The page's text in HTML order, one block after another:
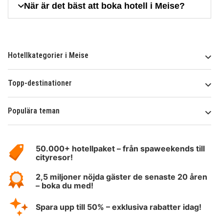
När är det bäst att boka hotell i Meise?
Hotellkategorier i Meise
Topp-destinationer
Populära teman
HotelSpecials50.000+ hotellpaket – från spaweekends till
cityresor!
2,5 miljoner nöjda gäster de senaste 20 åren
– boka du med!
Spara upp till 50% – exklusiva rabatter idag!